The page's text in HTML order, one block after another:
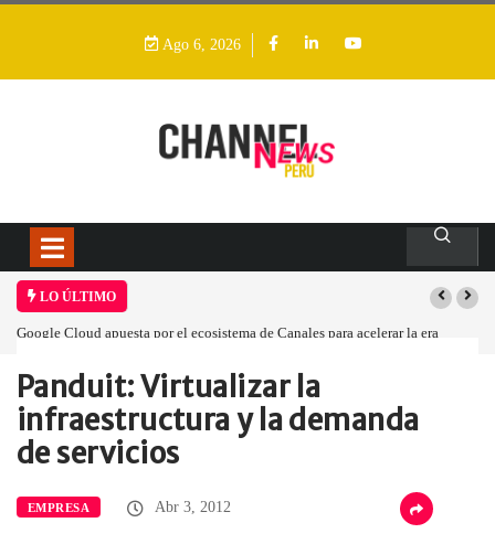
Ago 6, 2026
LO ÚLTIMO
Google Cloud apuesta por el ecosistema de Canales para acelerar la era
Home
Empresa Panduit: Virtualizar la…
Panduit: Virtualizar la
infraestructura y la demanda
de servicios
EMPRESA Abr 3, 2012